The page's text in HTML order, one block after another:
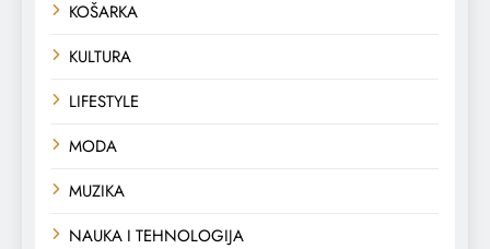
KOŠARKA
KULTURA
LIFESTYLE
MODA
MUZIKA
NAUKA I TEHNOLOGIJA